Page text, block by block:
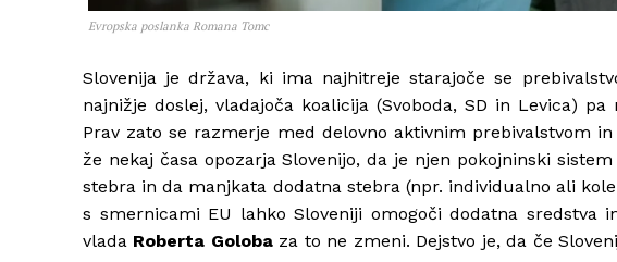
Evropska poslanka Romana Tomc
Slovenija je država, ki ima najhitreje starajoče se
najnižje doslej, vladajoča koalicija (Svoboda, SD in Levica)
Prav zato se razmerje med delovno aktivnim prebivalstvom
že nekaj časa opozarja Slovenijo, da je njen pokojninski
stebra in da manjkata dodatna stebra (npr. individualno ali
s smernicami EU lahko Sloveniji omogoči dodatna sredstva
vlada Roberta Golobaza to ne zmeni. Dejstvo je, da če